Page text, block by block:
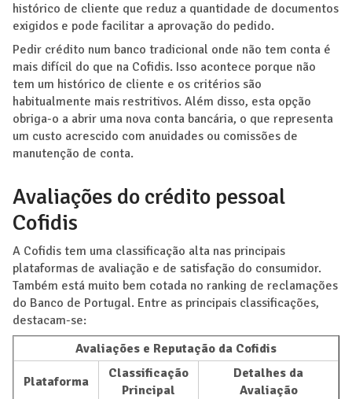
histórico de cliente que reduz a quantidade de documentos
exigidos e pode facilitar a aprovação do pedido.
Pedir crédito num banco tradicional onde não tem conta é
mais difícil do que na Cofidis. Isso acontece porque não
tem um histórico de cliente e os critérios são
habitualmente mais restritivos. Além disso, esta opção
obriga-o a abrir uma nova conta bancária, o que representa
um custo acrescido com anuidades ou comissões de
manutenção de conta.
Avaliações do crédito pessoal
Cofidis
A Cofidis tem uma classificação alta nas principais
plataformas de avaliação e de satisfação do consumidor.
Também está muito bem cotada no ranking de reclamações
do Banco de Portugal. Entre as principais classificações,
destacam-se:
Avaliações e Reputação da Cofidis
Plataforma
Classificação
Principal
Detalhes da
Avaliação